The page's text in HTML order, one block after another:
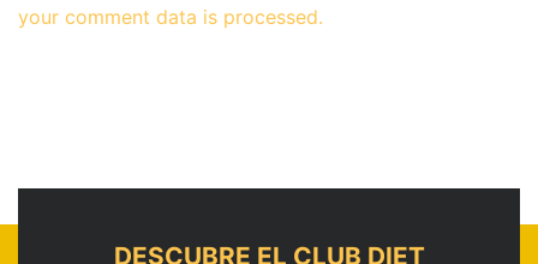
your comment data is processed.
DESCUBRE EL CLUB DIET